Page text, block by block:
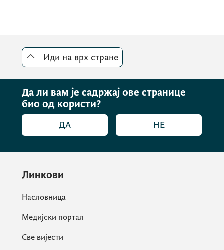
Иди на врх стране
Да ли вам је садржај ове странице
био од користи?
ДА НЕ
Линкови
Насловница
Медијски портал
Све вијести